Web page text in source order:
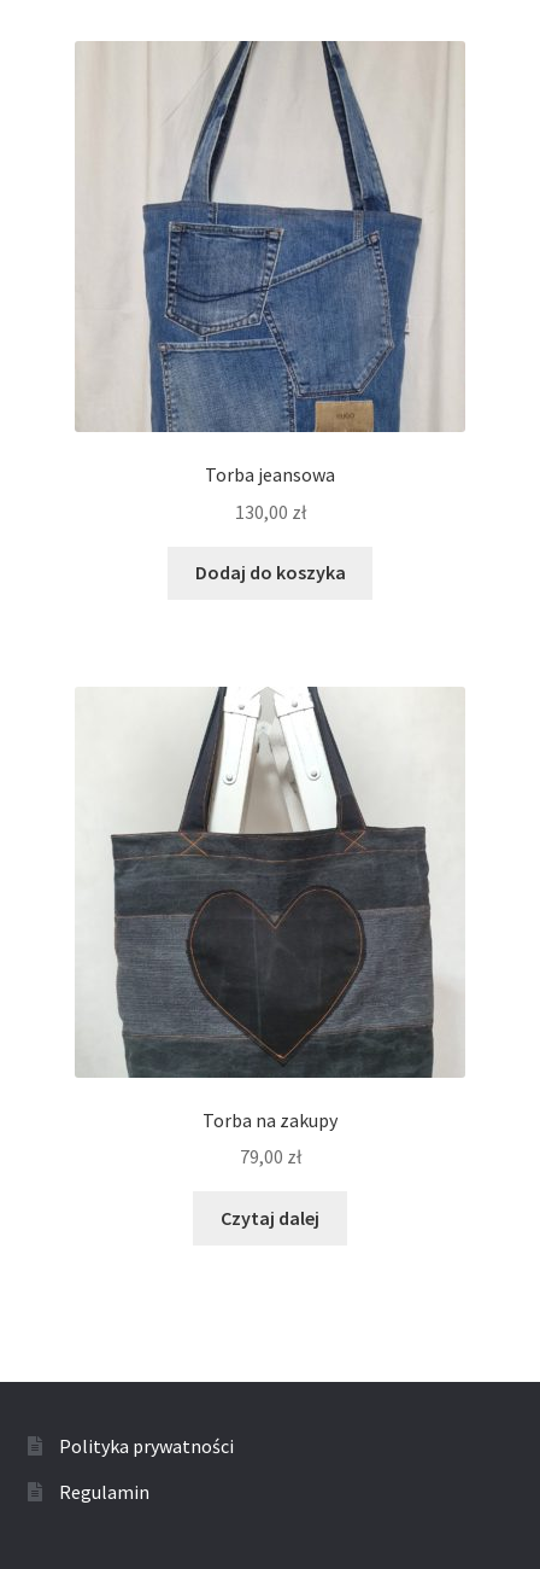
Torba jeansowa
130,00 zł
Dodaj do koszyka
Torba na zakupy
79,00 zł
Czytaj dalej
Polityka prywatności
Regulamin